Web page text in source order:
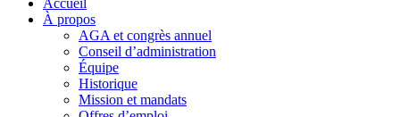
Accueil
À propos
AGA et congrès annuel
Conseil d’administration
Équipe
Historique
Mission et mandats